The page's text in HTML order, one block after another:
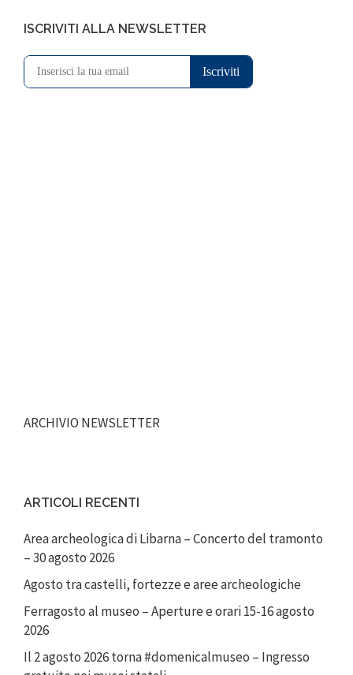
ISCRIVITI ALLA NEWSLETTER
ARCHIVIO NEWSLETTER
ARTICOLI RECENTI
Area archeologica di Libarna – Concerto del tramonto
– 30 agosto 2026
Agosto tra castelli, fortezze e aree archeologiche
Ferragosto al museo – Aperture e orari 15-16 agosto
2026
Il 2 agosto 2026 torna #domenicalmuseo – Ingresso